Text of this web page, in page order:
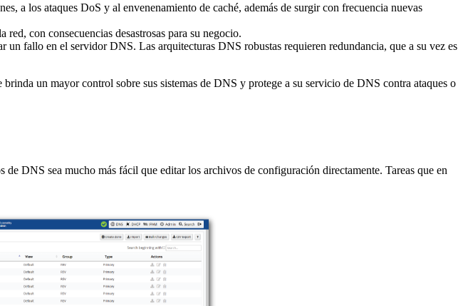
a los ataques DoS y al envenenamiento de caché, además de surgir con frecuencia nuevas
con consecuencias desastrosas para su negocio.
fallo en el servidor DNS. Las arquitecturas DNS robustas requieren redundancia, que a su vez es
un mayor control sobre sus sistemas de DNS y protege a su servicio de DNS contra ataques o
DNS sea mucho más fácil que editar los archivos de configuración directamente. Tareas que en